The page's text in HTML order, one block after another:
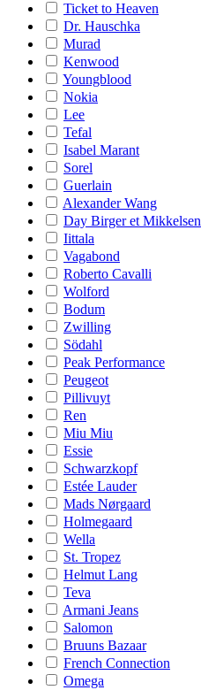
Ticket to Heaven
Dr. Hauschka
Murad
Kenwood
Youngblood
Nokia
Lee
Tefal
Isabel Marant
Sorel
Guerlain
Alexander Wang
Day Birger et Mikkelsen
Iittala
Vagabond
Roberto Cavalli
Wolford
Bodum
Zwilling
Södahl
Peak Performance
Peugeot
Pillivuyt
Ren
Miu Miu
Essie
Schwarzkopf
Estée Lauder
Mads Nørgaard
Holmegaard
Wella
St. Tropez
Helmut Lang
Teva
Armani Jeans
Salomon
Bruuns Bazaar
French Connection
Omega